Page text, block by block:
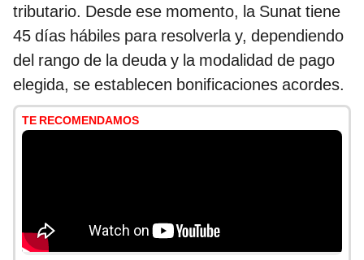
tributario. Desde ese momento, la Sunat tiene
45 días hábiles para resolverla y, dependiendo
del rango de la deuda y la modalidad de pago
elegida, se establecen bonificaciones acordes.
TE RECOMENDAMOS